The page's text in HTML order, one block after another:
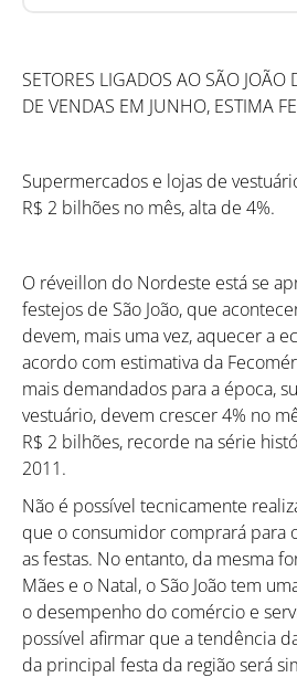
SETORES LIGADOS AO SÃO JOÃO
DE VENDAS EM JUNHO, ESTIMA
Supermercados e lojas de
R$ 2 bilhões no mês, alta de 4%.
O réveillon do Nordeste está se
festejos de São João, que
devem, mais uma vez, aquecer a
acordo com estimativa da
mais demandados para a época,
vestuário, devem crescer 4% no
R$ 2 bilhões, recorde na série
2011.
Não é possível tecnicamente
que o consumidor comprará para
as festas. No entanto, da mesma
Mães e o Natal, o São João tem
o desempenho do comércio e
possível afirmar que a tendência
da principal festa da região será